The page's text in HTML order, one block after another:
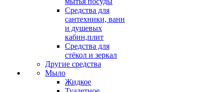
Средства для
сантехники, ванн
и душевых
кабин,плит
Средства для
стёкол и зеркал
Другие средства
Мыло
Жидкое